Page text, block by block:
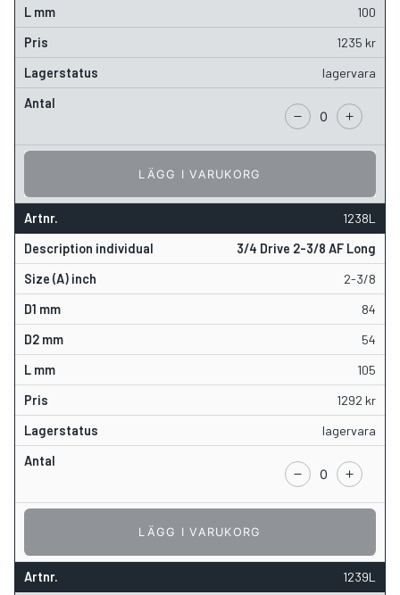
100
1235 kr
lagervara
LÄGG I VARUKORG
1238L
3/4 Drive 2-3/8 AF Long
2-3/8
84
54
105
1292 kr
lagervara
LÄGG I VARUKORG
1239L